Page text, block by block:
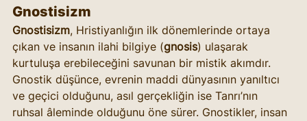
Gnostisizm
Gnostisizm, Hristiyanlığın ilk dönemlerinde ortaya
çıkan ve insanın ilahi bilgiye (gnosis) ulaşarak
kurtuluşa erebileceğini savunan bir mistik akımdır.
Gnostik düşünce, evrenin maddi dünyasının yanıltıcı
ve geçici olduğunu, asıl gerçekliğin ise Tanrı’nın
ruhsal âleminde olduğunu öne sürer. Gnostikler, insan